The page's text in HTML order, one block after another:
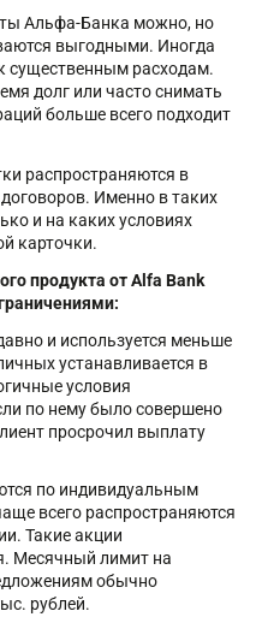
Альфа-Банка можно, но
выгодными. Иногда
существенным расходам.
долг или часто снимать
больше всего подходит
распространяются в
Именно в таких
и на каких условиях
карточки.
продукта отAlfa Bank
и используется меньше
устанавливается в
условия
по нему было совершено
просрочил выплату
по индивидуальным
всего распространяются
Такие акции
Месячный лимит на
обычно
рублей.